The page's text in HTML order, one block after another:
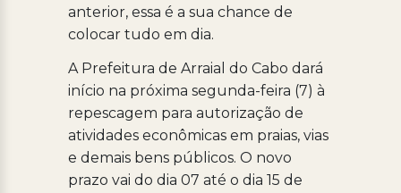
anterior, essa é a sua chance de
colocar tudo em dia.
A Prefeitura de Arraial do Cabo dará
início na próxima segunda-feira (7) à
repescagem para autorização de
atividades econômicas em praias, vias
e demais bens públicos. O novo
prazo vai do dia 07 até o dia 15 de